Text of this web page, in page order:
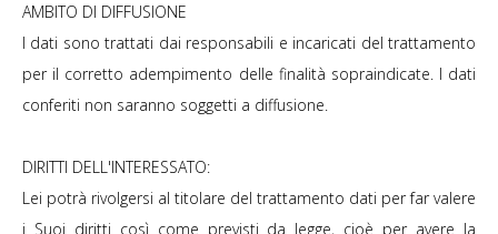
AMBITO DI DIFFUSIONE
I dati sono trattati dai responsabili e incaricati del trattamento
per il corretto adempimento delle finalità sopraindicate. I dati
conferiti non saranno soggetti a diffusione.
DIRITTI DELL'INTERESSATO:
Lei potrà rivolgersi al titolare del trattamento dati per far valere
i Suoi diritti così come previsti da legge, cioè per avere la